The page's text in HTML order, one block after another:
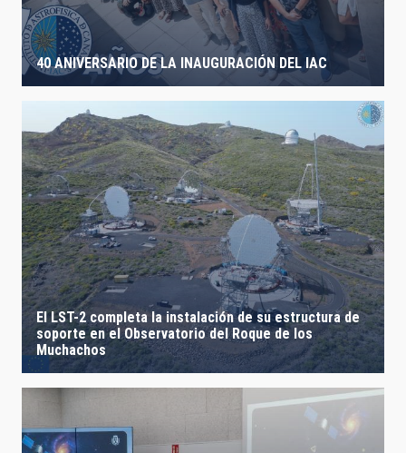
40 ANIVERSARIO DE LA INAUGURACIÓN DEL IAC
El LST-2 completa la instalación de su estructura de
soporte en el Observatorio del Roque de los
Muchachos